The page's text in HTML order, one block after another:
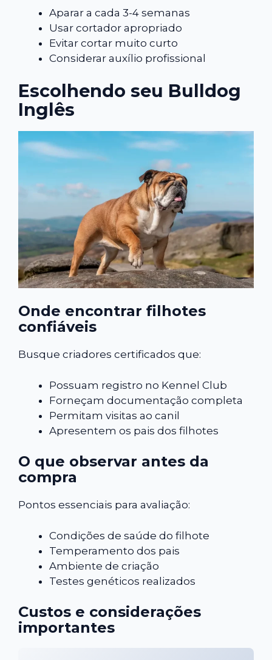
Aparar a cada 3-4 semanas
Usar cortador apropriado
Evitar cortar muito curto
Considerar auxílio profissional
Escolhendo seu Bulldog
Inglês
Onde encontrar filhotes
confiáveis
Busque criadores certificados que:
Possuam registro no Kennel Club
Forneçam documentação completa
Permitam visitas ao canil
Apresentem os pais dos filhotes
O que observar antes da
compra
Pontos essenciais para avaliação:
Condições de saúde do filhote
Temperamento dos pais
Ambiente de criação
Testes genéticos realizados
Custos e considerações
importantes